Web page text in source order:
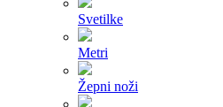
Svetilke
Metri
Žepni noži